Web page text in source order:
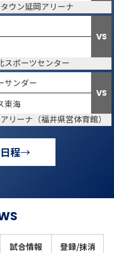
ウン延岡アリーナ
VS
スポーツセンター
サンダー
VS
東海
リーナ（福井県営体育館）
程
試合情報 登録/抹消